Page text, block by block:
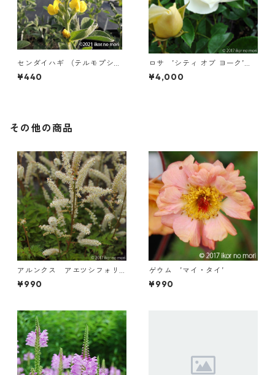
センダイハギ （テルモプシス
ルピノイデス）
¥440
ロサ ’シティ オブ ヨーク’
（長尺）
¥4,000
その他の商品
アルンクス アエツシフォリ
ウス
¥990
ゲウム ’マイ・タイ’
¥990